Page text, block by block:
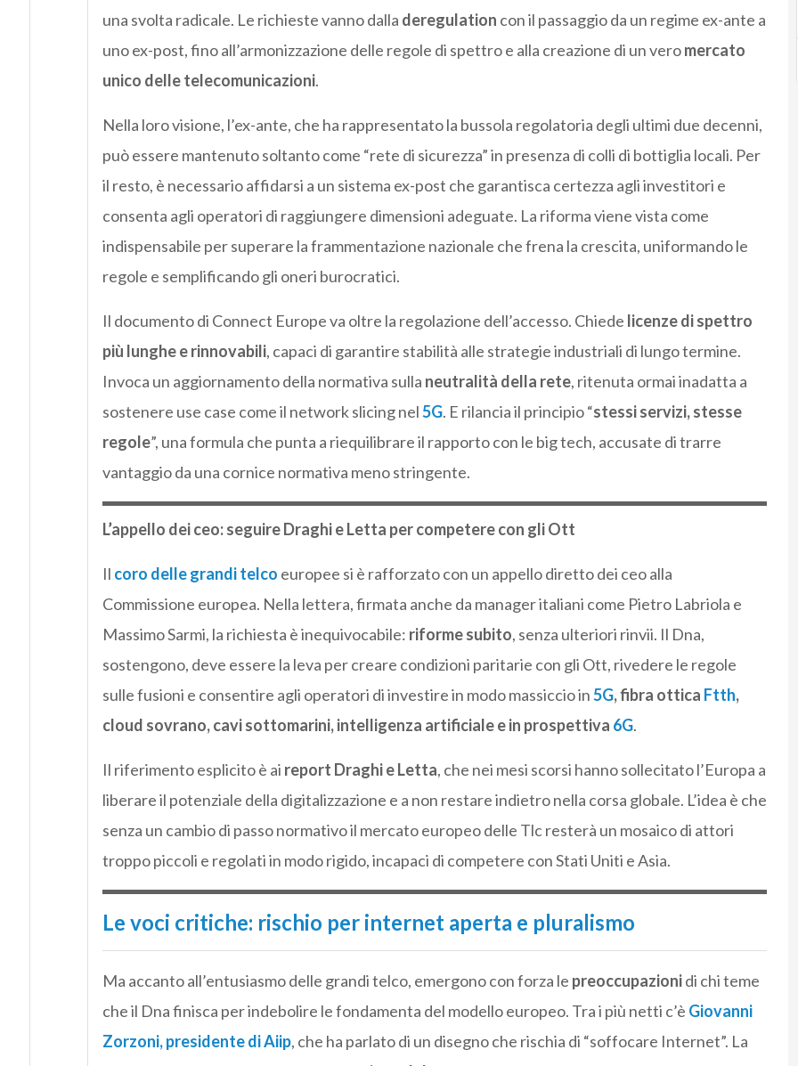
una svolta radicale. Le richieste vanno dalla deregulation con il passaggio da un regime ex-ante a
uno ex-post, fino all’armonizzazione delle regole di spettro e alla creazione di un veromercato
unico delle telecomunicazioni.
Nella loro visione, l’ex-ante, che ha rappresentato la bussola regolatoria degli ultimi due decenni,
può essere mantenuto soltanto come “rete di sicurezza” in presenza di colli di bottiglia locali. Per
il resto, è necessario affidarsi a un sistema ex-post che garantisca certezza agli investitori e
consenta agli operatori di raggiungere dimensioni adeguate. La riforma viene vista come
indispensabile per superare la frammentazione nazionale che frena la crescita, uniformando le
regole e semplificando gli oneri burocratici.
Il documento di Connect Europe va oltre la regolazione dell’accesso. Chiede licenze di spettro
più lunghe e rinnovabili, capaci di garantire stabilità alle strategie industriali di lungo termine.
Invoca un aggiornamento della normativa sulla neutralità della rete, ritenuta ormai inadatta a
sostenere use case come il network slicing nel5G. E rilancia il principio “stessi servizi, stesse
regole”, una formula che punta a riequilibrare il rapporto con le big tech, accusate di trarre
vantaggio da una cornice normativa meno stringente.
L’appello dei ceo: seguire Draghi e Letta per competere con gli Ott
Il coro delle grandi telco europee si è rafforzato con un appello diretto dei ceo alla
Commissione europea. Nella lettera, firmata anche da manager italiani come Pietro Labriola e
Massimo Sarmi, la richiesta è inequivocabile: riforme subito, senza ulteriori rinvii. Il Dna,
sostengono, deve essere la leva per creare condizioni paritarie con gli Ott, rivedere le regole
sulle fusioni e consentire agli operatori di investire in modo massiccio in5G, fibra ottica Ftth,
cloud sovrano, cavi sottomarini, intelligenza artificiale e in prospettiva 6G.
Il riferimento esplicito è ai report Draghi e Letta, che nei mesi scorsi hanno sollecitato l’Europa a
liberare il potenziale della digitalizzazione e a non restare indietro nella corsa globale. L’idea è che
senza un cambio di passo normativo il mercato europeo delle Tlc resterà un mosaico di attori
troppo piccoli e regolati in modo rigido, incapaci di competere con Stati Uniti e Asia.
Le voci critiche: rischio per internet aperta e pluralismo
Ma accanto all’entusiasmo delle grandi telco, emergono con forza le preoccupazionidi chi teme
che il Dna finisca per indebolire le fondamenta del modello europeo. Tra i più netti c’è Giovanni
Zorzoni, presidente di Aiip, che ha parlato di un disegno che rischia di “soffocare Internet”. La